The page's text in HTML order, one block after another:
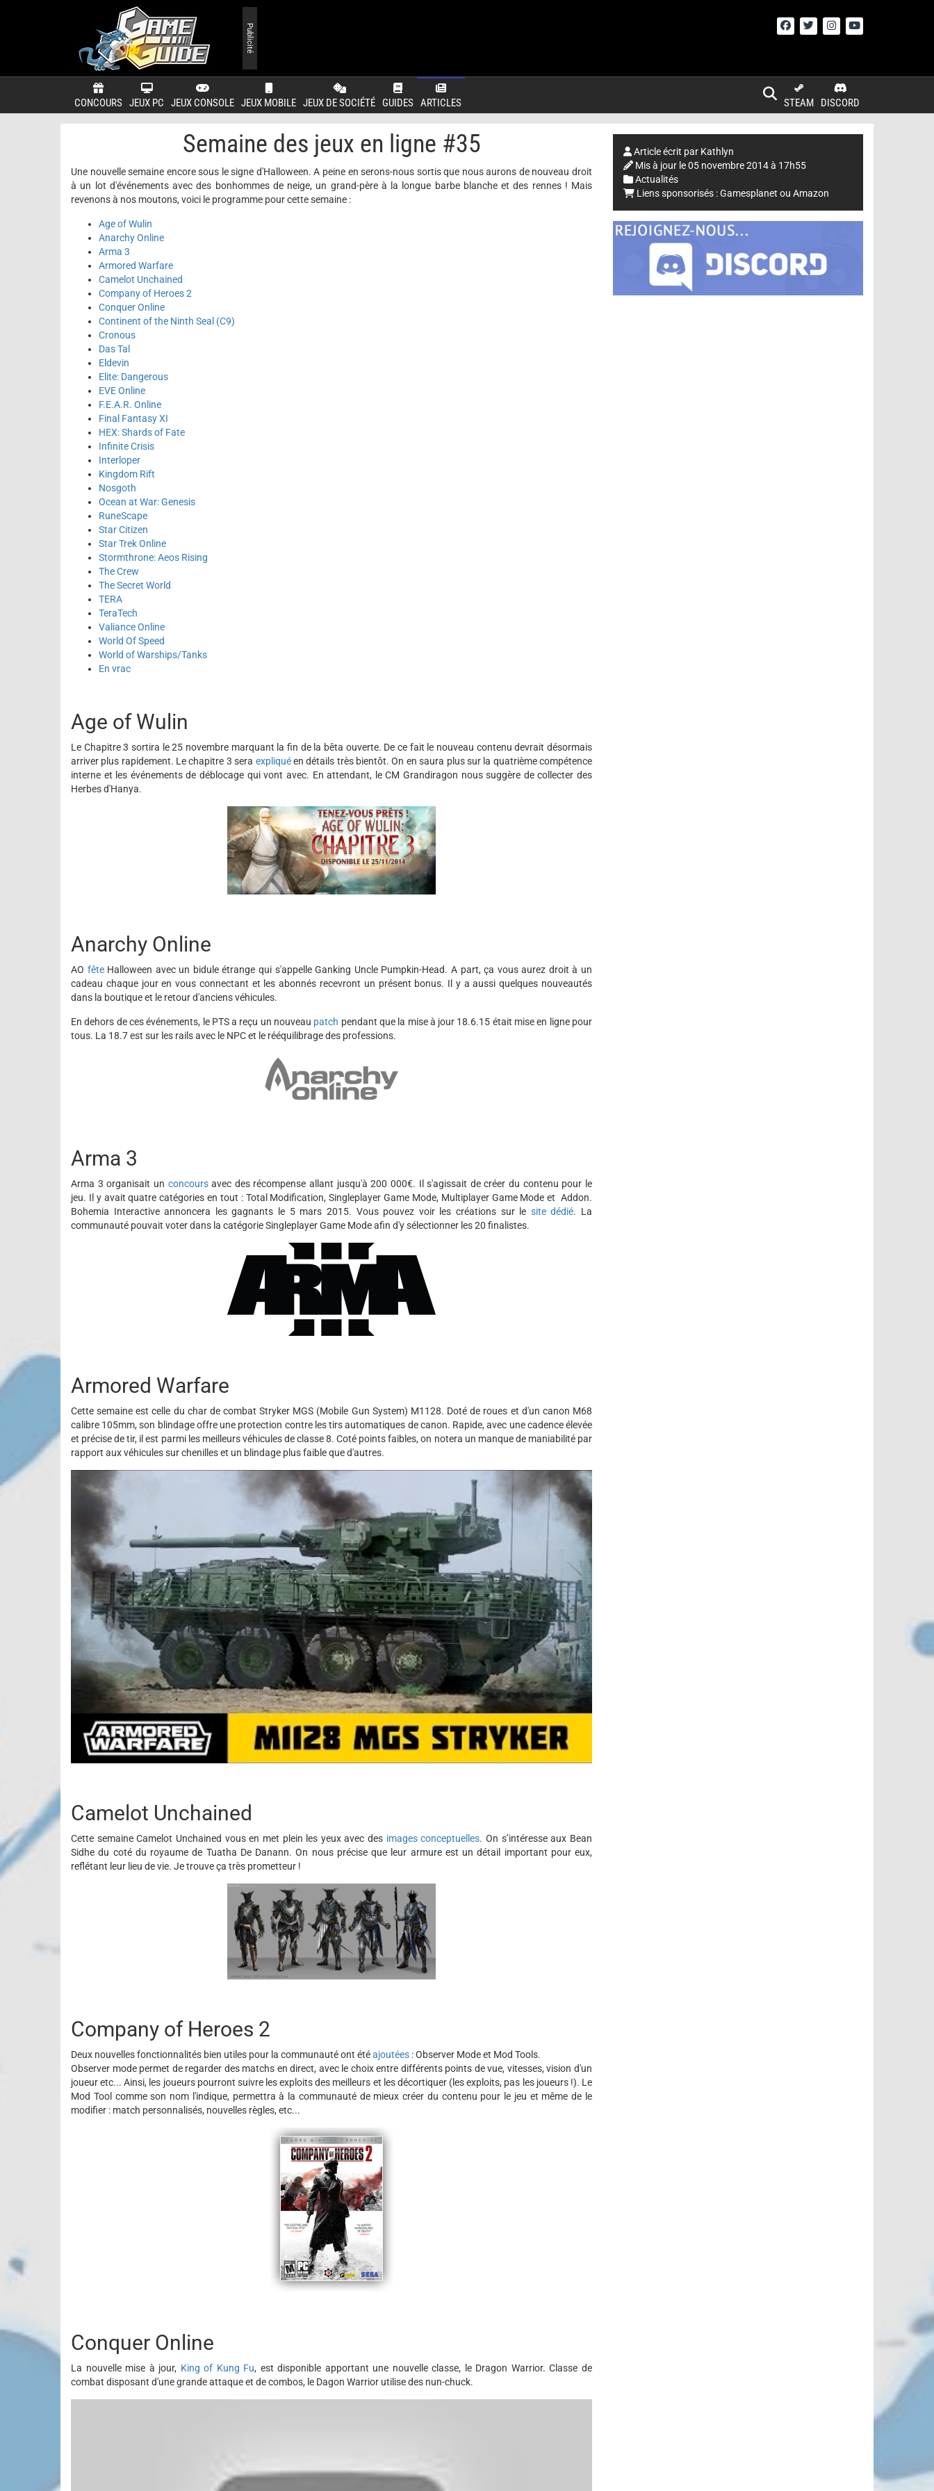
CONCOURS JEUX PC JEUX CONSOLE JEUX MOBILE JEUX DE SOCIÉTÉ GUIDES ARTICLES DISCORD
STEAM
Publicité
Semaine des jeux en ligne #35
Une nouvelle semaine encore sous le signe d'Halloween. A peine en serons-nous sortis que nous aurons de nouveau droit
à un lot d'événements avec des bonhommes de neige, un grand-père à la longue barbe blanche et des rennes ! Mais
revenons à nos moutons, voici le programme pour cette semaine :
Age of Wulin
Anarchy Online
Arma 3
Armored Warfare
Camelot Unchained
Company of Heroes 2
Conquer Online
Continent of the Ninth Seal (C9)
Cronous
Das Tal
Eldevin
Elite: Dangerous
EVE Online
F.E.A.R. Online
Final Fantasy XI
HEX: Shards of Fate
Infinite Crisis
Interloper
Kingdom Rift
Nosgoth
Ocean at War: Genesis
RuneScape
Star Citizen
Star Trek Online
Stormthrone: Aeos Rising
The Crew
The Secret World
TERA
TeraTech
Valiance Online
World Of Speed
World of Warships/Tanks
En vrac
Age of Wulin
Le Chapitre 3 sortira le 25 novembre marquant la fin de la bêta ouverte. De ce fait le nouveau contenu devrait désormais
arriver plus rapidement. Le chapitre 3 sera expliquéen détails très bientôt. On en saura plus sur la quatrième compétence
interne et les événements de déblocage qui vont avec. En attendant, le CM Grandiragon nous suggère de collecter des
Herbes d'Hanya.
Anarchy Online
AO fêteHalloween avec un bidule étrange qui s'appelle Ganking Uncle Pumpkin-Head. A part, ça vous aurez droit à un
cadeau chaque jour en vous connectant et les abonnés recevront un présent bonus. Il y a aussi quelques nouveautés
dans la boutique et le retour d'anciens véhicules.
En dehors de ces événements, le PTS a reçu un nouveau patch pendant que la mise à jour 18.6.15 était mise en ligne pour
tous. La 18.7 est sur les rails avec le NPC et le rééquilibrage des professions.
Arma 3
Arma 3 organisait un concoursavec des récompense allant jusqu'à 200 000€. Il s'agissait de créer du contenu pour le
jeu. Il y avait quatre catégories en tout : Total Modification, Singleplayer Game Mode, Multiplayer Game Mode et Addon.
Bohemia Interactive annoncera les gagnants le 5 mars 2015. Vous pouvez voir les créations sur le site dédié. La
communauté pouvait voter dans la catégorie Singleplayer Game Mode afin d'y sélectionner les 20 finalistes.
Armored Warfare
Cette semaine est celle du char de combat Stryker MGS (Mobile Gun System) M1128. Doté de roues et d'un canon M68
calibre 105mm, son blindage offre une protection contre les tirs automatiques de canon. Rapide, avec une cadence élevée
et précise de tir, il est parmi les meilleurs véhicules de classe 8. Coté points faibles, on notera un manque de maniabilité par
rapport aux véhicules sur chenilles et un blindage plus faible que d'autres.
Camelot Unchained
Cette semaine Camelot Unchained vous en met plein les yeux avec des images conceptuelles. On s’intéresse aux Bean
Sidhe du coté du royaume de Tuatha De Danann. On nous précise que leur armure est un détail important pour eux,
reflétant leur lieu de vie. Je trouve ça très prometteur !
Company of Heroes 2
Deux nouvelles fonctionnalités bien utiles pour la communauté ont étéajoutées : Observer Mode et Mod Tools.
Observer mode permet de regarder des matchs en direct, avec le choix entre différents points de vue, vitesses, vision d'un
joueur etc... Ainsi, les joueurs pourront suivre les exploits des meilleurs et les décortiquer (les exploits, pas les joueurs !). Le
Mod Tool comme son nom l'indique, permettra à la communauté de mieux créer du contenu pour le jeu et même de le
modifier : match personnalisés, nouvelles règles, etc...
Conquer Online
La nouvelle mise à jour, King of Kung Fu, est disponible apportant une nouvelle classe, le Dragon Warrior. Classe de
combat disposant d'une grande attaque et de combos, le Dagon Warrior utilise des nun-chuck.
Article écrit par Kathlyn
Mis à jour le05 novembre 2014 à 17h55
Actualités
Liens sponsorisés :Gamesplanet ou Amazon